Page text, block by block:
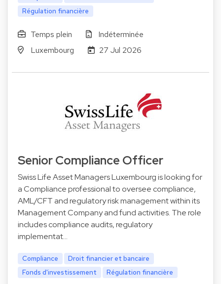
Régulation financière
Temps plein
Indéterminée
Luxembourg
27 Jul 2026
Senior Compliance Officer
Swiss Life Asset Managers Luxembourg is looking for
a Compliance professional to oversee compliance,
AML/CFT and regulatory risk management within its
Management Company and fund activities. The role
includes compliance audits, regulatory
implementat…
Compliance
Droit financier et bancaire
Fonds d'investissement
Régulation financière